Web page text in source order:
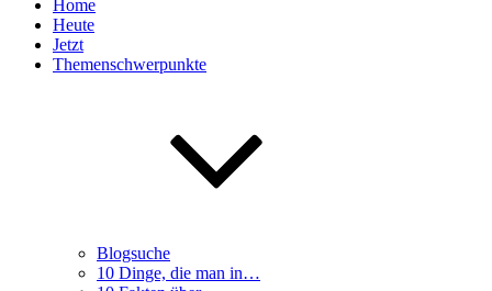
Home
Heute
Jetzt
Themenschwerpunkte
Blogsuche
10 Dinge, die man in…